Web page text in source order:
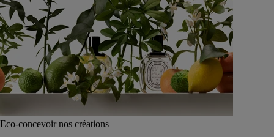
Eco-concevoir nos créations